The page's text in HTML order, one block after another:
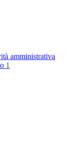
amministrativa
1